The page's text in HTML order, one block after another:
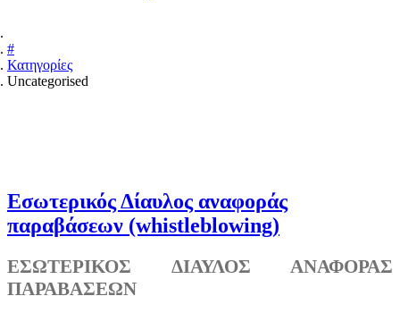
#
Κατηγορίες
Uncategorised
Εσωτερικός Δίαυλος αναφοράς
παραβάσεων (whistleblowing)
ΕΣΩΤΕΡΙΚΟΣ ΔΙΑΥΛΟΣ ΑΝΑΦΟΡΑΣ
ΠΑΡΑΒΑΣΕΩΝ